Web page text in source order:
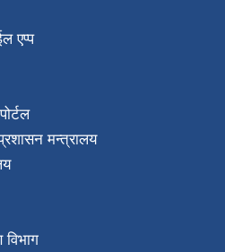
एप्प
मन्त्रालय
विभाग